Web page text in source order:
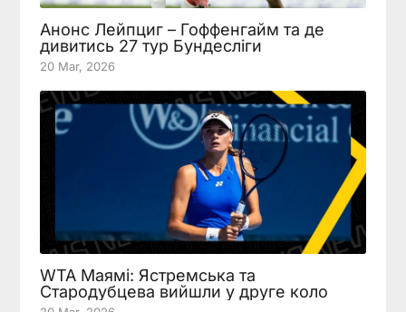
Анонс Лейпциг – Гоффенгайм та де
дивитись 27 тур Бундесліги
20 Mar, 2026
WTA Маямі: Ястремська та
Стародубцева вийшли у друге коло